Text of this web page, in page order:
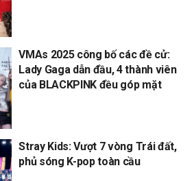
VMAs 2025 công bố các đề cử:
Lady Gaga dẫn đầu, 4 thành viên
của BLACKPINK đều góp mặt
Stray Kids: Vượt 7 vòng Trái đất,
phủ sóng K-pop toàn cầu